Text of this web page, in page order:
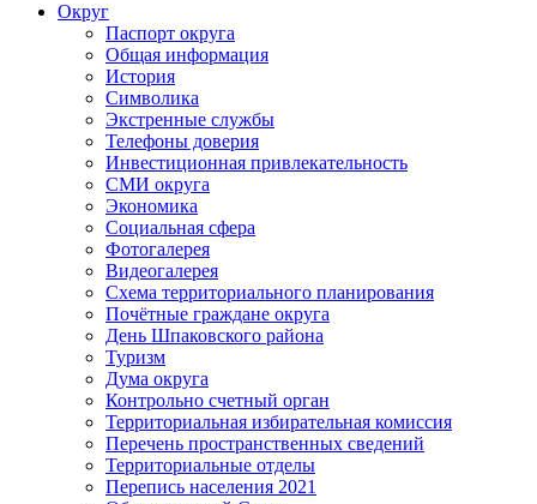
Округ
Паспорт округа
Общая информация
История
Символика
Экстренные службы
Телефоны доверия
Инвестиционная привлекательность
СМИ округа
Экономика
Социальная сфера
Фотогалерея
Видеогалерея
Схема территориального планирования
Почётные граждане округа
День Шпаковского района
Туризм
Дума округа
Контрольно счетный орган
Территориальная избирательная комиссия
Перечень пространственных сведений
Территориальные отделы
Перепись населения 2021